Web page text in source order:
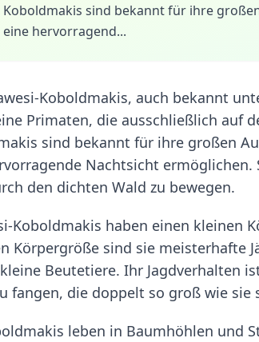
Koboldmakis sind bekannt für ihre
eine hervorragend...
Koboldmakis, auch bekannt
Primaten, die ausschließlich auf
sind bekannt für ihre großen
Nachtsicht
den dichten Wald zu bewegen.
Koboldmakis haben einen kleinen
Körpergröße sind sie meisterhafte
Beutetiere. Ihr Jagdverhalten
fangen, die doppelt so groß wie sie
leben in Baumhöhlen und